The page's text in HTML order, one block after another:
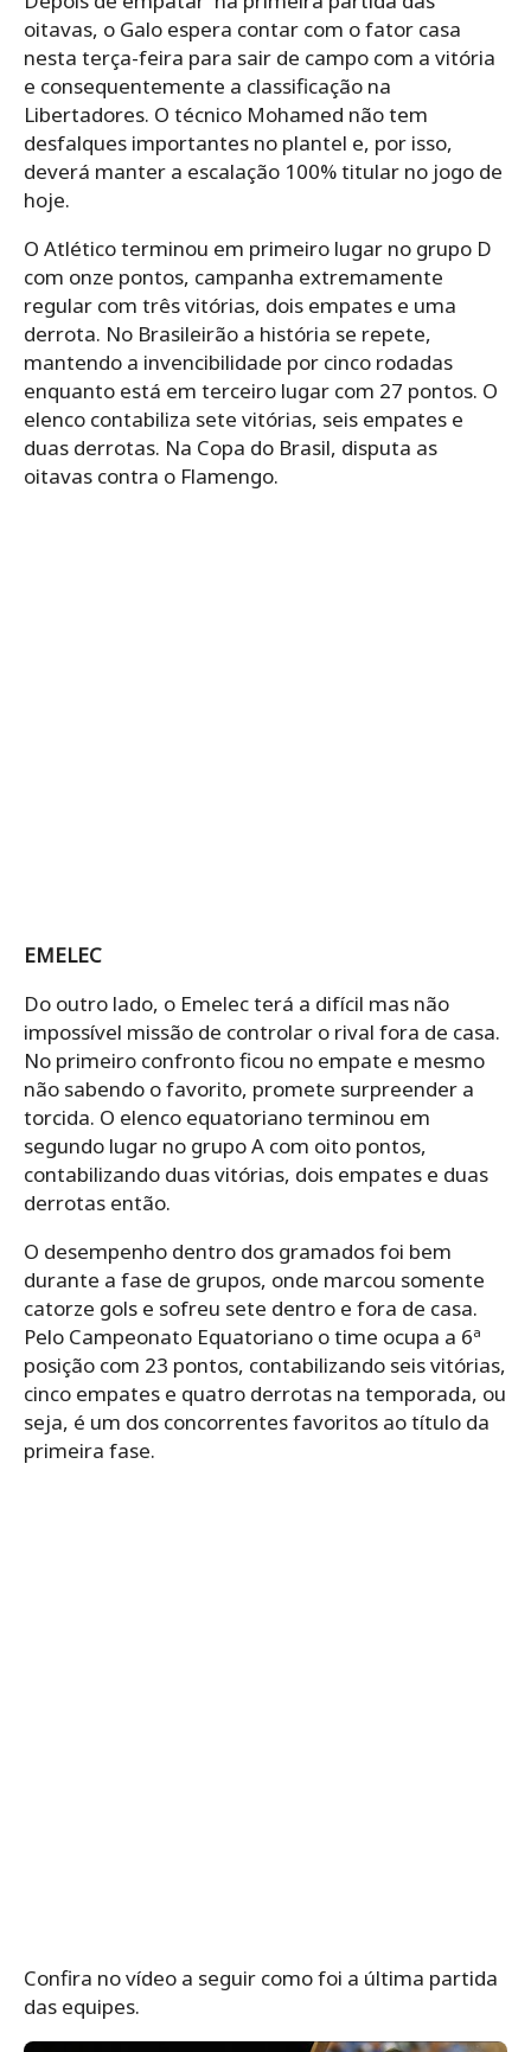
oitavas, o Galo espera contar com o fator casa
nesta terça-feira para sair de campo com a vitória
e consequentemente a classificação na
Libertadores. O técnico Mohamed não tem
desfalques importantes no plantel e, por isso,
deverá manter a escalação 100% titular no jogo de
hoje.
O Atlético terminou em primeiro lugar no grupo D
com onze pontos, campanha extremamente
regular com três vitórias, dois empates e uma
derrota. No Brasileirão a história se repete,
mantendo a invencibilidade por cinco rodadas
enquanto está em terceiro lugar com 27 pontos. O
elenco contabiliza sete vitórias, seis empates e
duas derrotas. Na Copa do Brasil, disputa as
oitavas contra o Flamengo.
EMELEC
Do outro lado, o Emelec terá a difícil mas não
impossível missão de controlar o rival fora de casa.
No primeiro confronto ficou no empate e mesmo
não sabendo o favorito, promete surpreender a
torcida. O elenco equatoriano terminou em
segundo lugar no grupo A com oito pontos,
contabilizando duas vitórias, dois empates e duas
derrotas então.
O desempenho dentro dos gramados foi bem
durante a fase de grupos, onde marcou somente
catorze gols e sofreu sete dentro e fora de casa.
Pelo Campeonato Equatoriano o time ocupa a 6ª
posição com 23 pontos, contabilizando seis vitórias,
cinco empates e quatro derrotas na temporada, ou
seja, é um dos concorrentes favoritos ao título da
primeira fase.
Confira no vídeo a seguir como foi a última partida
das equipes.